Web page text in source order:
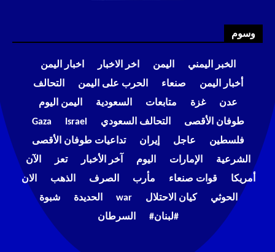
وسوم
الخبر اليمني اليمن اخر الاخبار
اخبار اليمن
أخبار اليمن
صنعاء الحرب على اليمن
التحالف
عدن
غزة متابعات السعودية
اليمن اليوم
طوفان الأقصى
التحالف السعودي Israel
Gaza
فلسطين
عاجل إيران
تداعيات طوفان الأقصى
الشرعية
الإمارات اليوم آخر الأخبار تعز
الآن
أمريكا
قوات صنعاء مأرب الصرف الذهب
الان
الحوثي
كيان الاحتلال war الحديدة
شبوة
#لبنان#
السرطان